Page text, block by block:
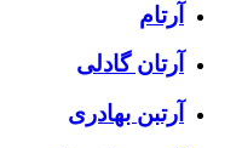
آرتام
آرتان گادلی
آرتبن بهادری